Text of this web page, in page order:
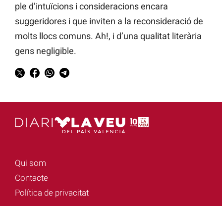
ple d’intuïcions i consideracions encara
suggeridores i que inviten a la reconsideració de
molts llocs comuns. Ah!, i d’una qualitat literària
gens negligible.
Qui som
Contacte
Política de privacitat